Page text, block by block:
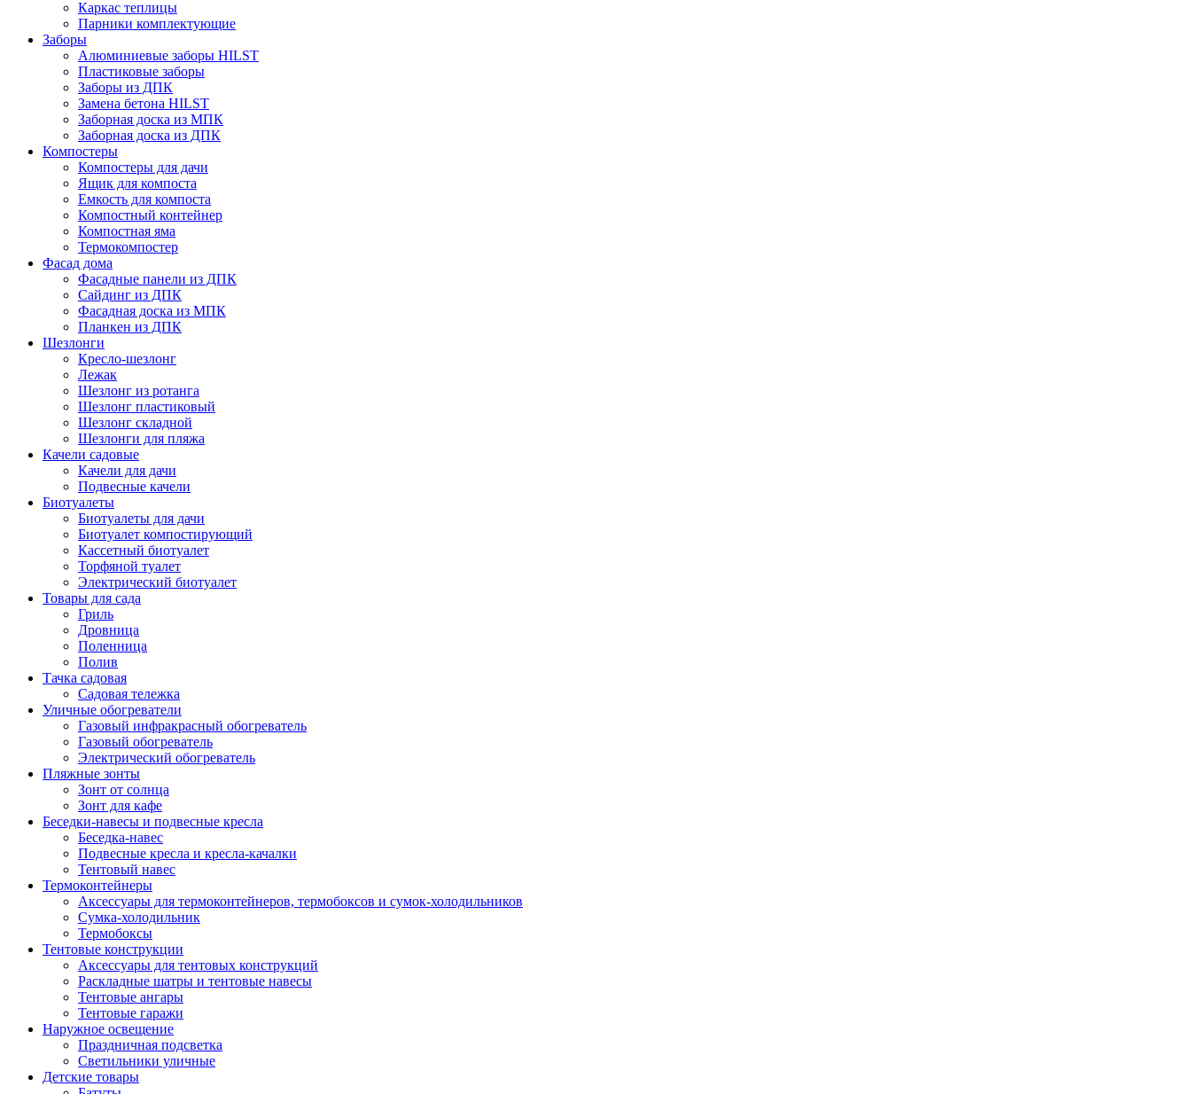
Каркас теплицы
Парники комплектующие
Заборы
Алюминиевые заборы HILST
Пластиковые заборы
Заборы из ДПК
Замена бетона HILST
Заборная доска из МПК
Заборная доска из ДПК
Компостеры
Компостеры для дачи
Ящик для компоста
Емкость для компоста
Компостный контейнер
Компостная яма
Термокомпостер
Фасад дома
Фасадные панели из ДПК
Сайдинг из ДПК
Фасадная доска из МПК
Планкен из ДПК
Шезлонги
Кресло-шезлонг
Лежак
Шезлонг из ротанга
Шезлонг пластиковый
Шезлонг складной
Шезлонги для пляжа
Качели садовые
Качели для дачи
Подвесные качели
Биотуалеты
Биотуалеты для дачи
Биотуалет компостирующий
Кассетный биотуалет
Торфяной туалет
Электрический биотуалет
Товары для сада
Гриль
Дровница
Поленница
Полив
Тачка садовая
Садовая тележка
Уличные обогреватели
Газовый инфракрасный обогреватель
Газовый обогреватель
Электрический обогреватель
Пляжные зонты
Зонт от солнца
Зонт для кафе
Беседки-навесы и подвесные кресла
Беседка-навес
Подвесные кресла и кресла-качалки
Тентовый навес
Термоконтейнеры
Аксессуары для термоконтейнеров, термобоксов и сумок-холодильников
Сумка-холодильник
Термобоксы
Тентовые конструкции
Аксессуары для тентовых конструкций
Раскладные шатры и тентовые навесы
Тентовые ангары
Тентовые гаражи
Наружное освещение
Праздничная подсветка
Светильники уличные
Детские товары